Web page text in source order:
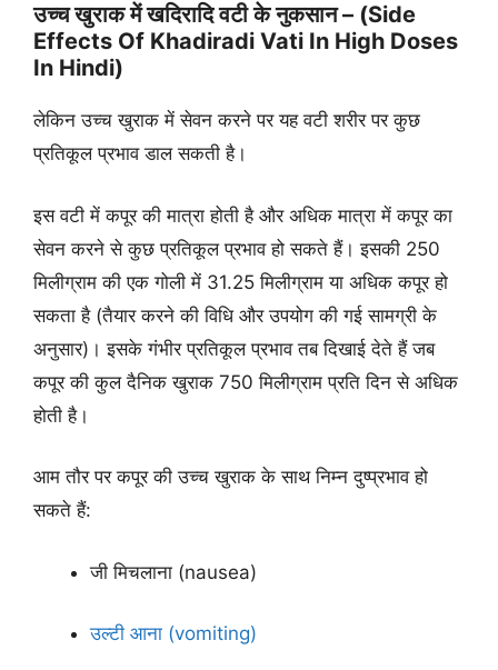
उच्च खुराक में खदिरादि वटी के नुकसान – (Side
Effects Of Khadiradi Vati In High Doses
In Hindi)
लेकिन उच्च खुराक में सेवन करने पर यह वटी शरीर पर कुछ
प्रतिकूल प्रभाव डाल सकती है।
इस वटी में कपूर की मात्रा होती है और अधिक मात्रा में कपूर का
सेवन करने से कुछ प्रतिकूल प्रभाव हो सकते हैं। इसकी 250
मिलीग्राम की एक गोली में 31.25 मिलीग्राम या अधिक कपूर हो
सकता है (तैयार करने की विधि और उपयोग की गई सामग्री के
अनुसार)। इसके गंभीर प्रतिकूल प्रभाव तब दिखाई देते हैं जब
कपूर की कुल दैनिक खुराक 750 मिलीग्राम प्रति दिन से अधिक
होती है।
आम तौर पर कपूर की उच्च खुराक के साथ निम्न दुष्प्रभाव हो
सकते हैं:
जी मिचलाना (nausea)
उल्टी आना (vomiting)